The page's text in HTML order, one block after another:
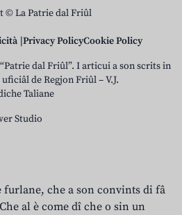
© La Patrie dal Friûl
Privacy PolicyCookie Policy
dal Friûl”. I articui a son scrits in
de Regjon Friûl – V.J.
Taliane
Studio
che a son convints di fâ
al è come dî che o sin un